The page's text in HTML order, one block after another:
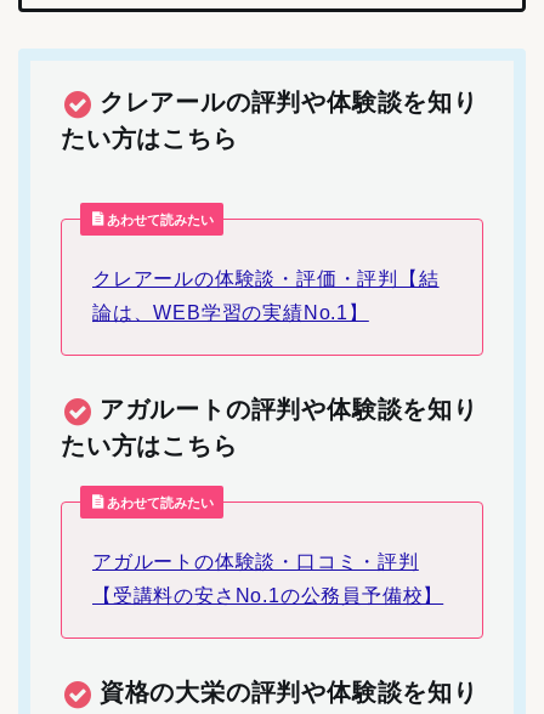
クレアールの評判や体験談を知り
たい方はこちら
あわせて読みたい
クレアールの体験談・評価・評判【結
論は、WEB学習の実績No.1】
アガルートの評判や体験談を知り
たい方はこちら
あわせて読みたい
アガルートの体験談・口コミ・評判
【受講料の安さNo.1の公務員予備校】
資格の大栄の評判や体験談を知り